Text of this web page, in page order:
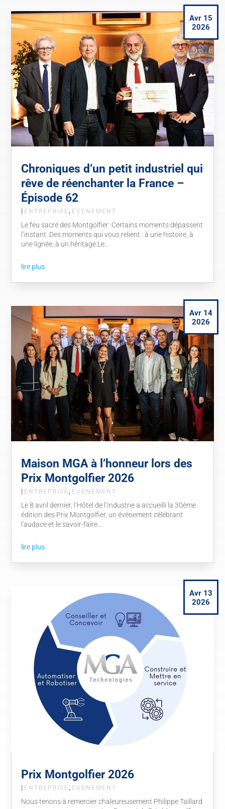
Chroniques d’un petit industriel qui
rêve de réenchanter la France –
Épisode 62
Avr 15
2026
| ENTREPRISE, EVENEMENT
Le feu sacré des Montgolfier :Certains moments dépassent
l’instant. Des moments qui vous relient : à une histoire, à
une lignée, à un héritage.Le...
lire plus
Maison MGA à l’honneur lors des
Prix Montgolfier 2026
Avr 14
2026
| ENTREPRISE, EVENEMENT
Le 8 avril dernier, l’Hôtel de l’Industrie a accueilli la 30ème
édition des Prix Montgolfier, un événement célébrant
l'audace et le savoir-faire...
lire plus
Prix Montgolfier 2026
Avr 13
2026
| ENTREPRISE, EVENEMENT
Nous tenons à remercier chaleureusement Philippe Taillard